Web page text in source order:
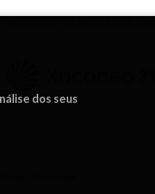
dos seus